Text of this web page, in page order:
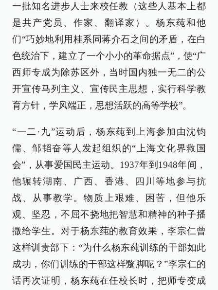
一批知名进步人士来校任教（这些人基本上都
是共产党员、作家、翻译家）。杨东莼和他
们“巧妙地利用桂系同蒋介石之间的矛盾，在白
色统治下，建立了一个小小的革命据点”，使“广
西师专成为除苏区外，当时国内独一无二的公
开宣传马列主义、宣传民主思想，实行科学教
育方针，学风端正，思想活跃的高等学校”。
“一二·九”运动后，杨东莼到上海参加由沈钧
儒、邹韬奋等人发起组织的“上海文化界救国
会”，从事爱国民主运动。1937年到1948年间，
他辗转湖南、广西、香港、四川等地参与抗
战、从事教学。物质上艰难、困苦，但他乐
观、坚忍，不屈不挠地把智慧和精神的种子播
撒给学生。对于杨东莼的教育效果，李宗仁曾
这样训责部下：“为什么杨东莼训练的干部如此
成功，你们训练的干部这样蹩脚呢？”李宗仁的
话再次证明，杨东莼在任校长时，把师专变成